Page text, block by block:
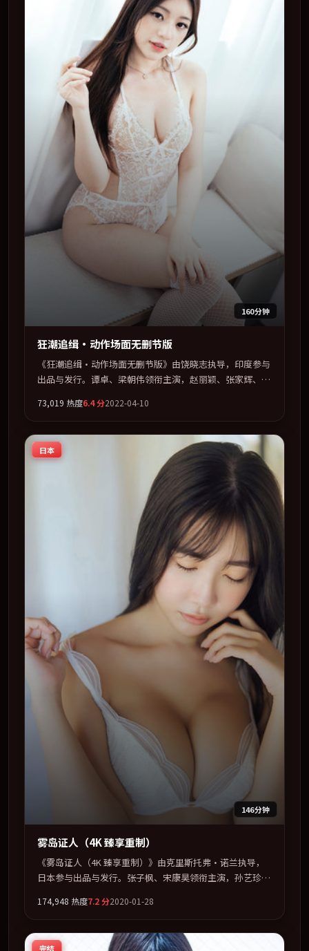
160分钟
狂潮追缉·动作场面无删节版
《狂潮追缉·动作场面无删节版》由饶晓志执导，印度参与
出品与发行。谭卓、梁朝伟领衔主演，赵丽颖、张家辉、孙
拢。全片以「喜剧」类型为骨架，在叙事、表演与视听上力
相，2022 年度话题片中口碑稳健，适合喜欢强情节与人物
弧光的观众完整观看。
73,019 热度6.4分2022-04-10
日本
146分钟
雾岛证人（4K 臻享重制）
《雾岛证人（4K 臻享重制）》由克里斯托弗·诺兰执导，
日本参与出品与发行。张子枫、宋康昊领衔主演，孙艺珍、
隙里的人性温度。全片以「剧情」类型为骨架，在叙事、表
平台同步亮相，2020 年度话题片中口碑稳健，适合喜欢强
174,948 热度7.2分2020-01-28
完结